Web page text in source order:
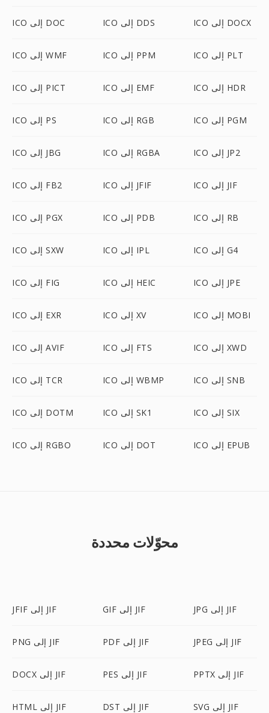
ICO إلى DOC ICO إلى DDS ICO إلى DOCX
ICO إلى WMF ICO إلى PPM ICO إلى PLT
ICO إلى PICT ICO إلى EMF ICO إلى HDR
ICO إلى PS ICO إلى RGB ICO إلى PGM
ICO إلى JBG ICO إلى RGBA ICO إلى JP2
ICO إلى FB2 ICO إلى JFIF ICO إلى JIF
ICO إلى PGX ICO إلى PDB ICO إلى RB
ICO إلى SXW ICO إلى IPL ICO إلى G4
ICO إلى FIG ICO إلى HEIC ICO إلى JPE
ICO إلى EXR ICO إلى XV ICO إلى MOBI
ICO إلى AVIF ICO إلى FTS ICO إلى XWD
ICO إلى TCR ICO إلى WBMP ICO إلى SNB
ICO إلى DOTM ICO إلى SK1 ICO إلى SIX
ICO إلى RGBO ICO إلى DOT ICO إلى EPUB
محوّلات محددة
JFIF إلى JIF GIF إلى JIF JPG إلى JIF
PNG إلى JIF PDF إلى JIF JPEG إلى JIF
DOCX إلى JIF PES إلى JIF PPTX إلى JIF
HTML إلى JIF DST إلى JIF SVG إلى JIF